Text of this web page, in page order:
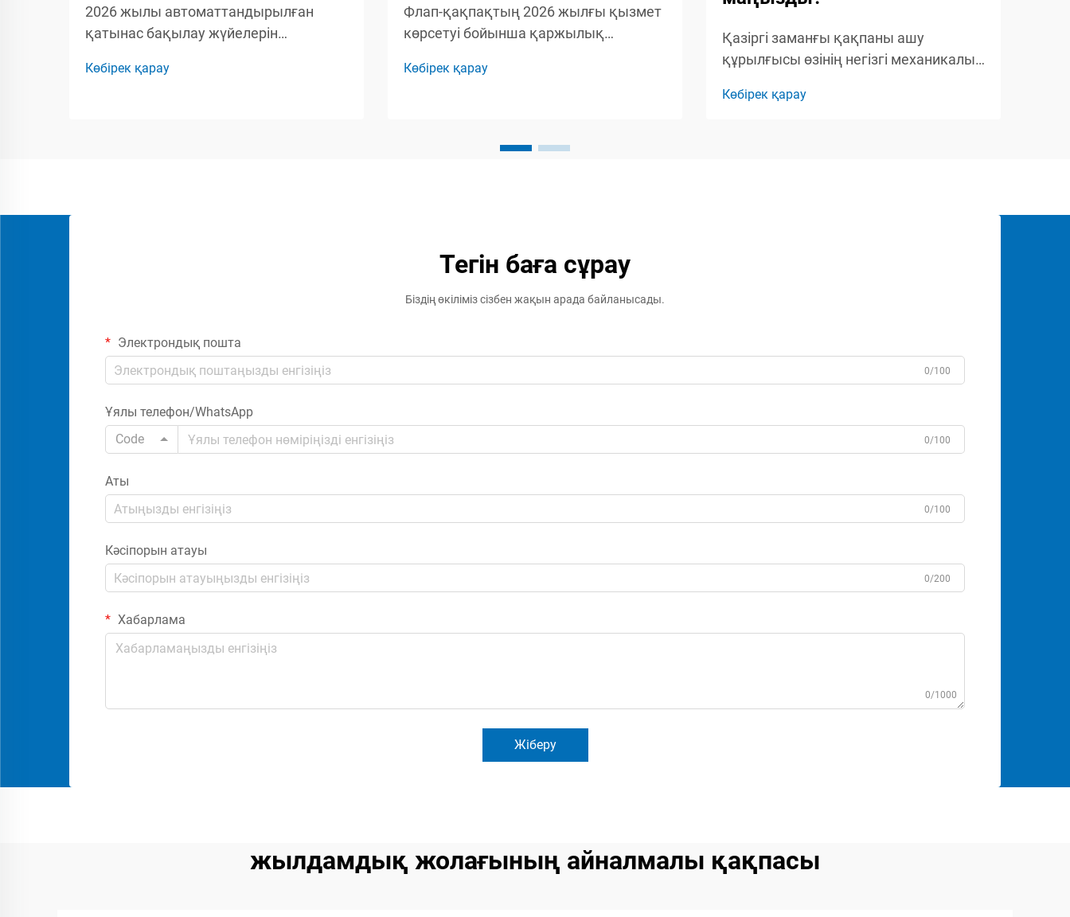
2026 жылы автоматтандырылған
қатынас бақылау жүйелерін
басқарушылары, қауіпсіздік
Көбірек қарау
Флап-қақпақтың 2026 жылғы қызмет
көрсетуі бойынша қаржылық
істеуі үшін қажетті жалпы
Көбірек қарау
Қазіргі заманғы қақпаны ашу
құрылғысы өзінің негізгі механикалық
ыңғайлылықты, қауіпсіздікті және
Көбірек қарау
Тегін баға сұрау
Біздің өкіліміз сізбен жақын арада байланысады.
Электрондық пошта
0/100
Ұялы телефон/WhatsApp
Code
0/100
Аты
0/100
Кәсіпорын атауы
0/200
Хабарлама
0/1000
Жіберу
жылдамдық жолағының айналмалы қақпасы